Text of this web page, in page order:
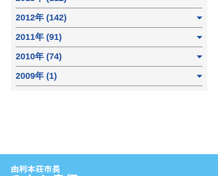
2012年 (142)
2011年 (91)
2010年 (74)
2009年 (1)